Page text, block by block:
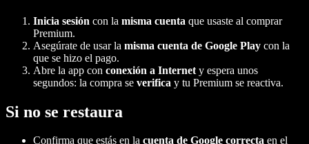
Inicia sesión con la misma cuenta que usaste al comprar
Premium.
Asegúrate de usar la misma cuenta de Google Play con la
que se hizo el pago.
Abre la app con conexión a Internet y espera unos
segundos: la compra se verifica y tu Premium se reactiva.
Si no se restaura
Confirma que estás en la cuenta de Google correcta en el